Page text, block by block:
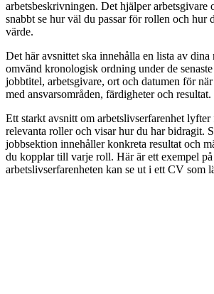
arbetsbeskrivningen. Det hjälper arbetsgivare
snabbt se hur väl du passar för rollen och hur
värde.
Det här avsnittet ska innehålla en lista av dina
omvänd kronologisk ordning under de
jobbtitel, arbetsgivare, ort och datumen för
med ansvarsområden, färdigheter och resultat.
Ett starkt avsnitt om arbetslivserfarenhet lyfter
relevanta roller och visar hur du har bidragit.
jobbsektion innehåller konkreta resultat och
du kopplar till varje roll. Här är ett exempel
arbetslivserfarenheten kan se ut i ett CV som